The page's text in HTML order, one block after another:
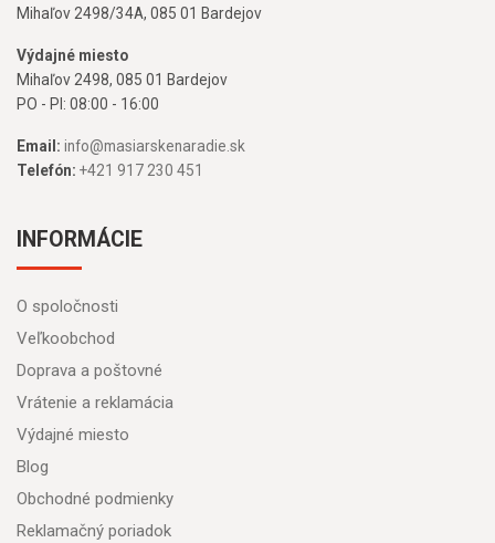
Mihaľov 2498/34A, 085 01 Bardejov
Výdajné miesto
Mihaľov 2498, 085 01 Bardejov
PO - PI: 08:00 - 16:00
Email: info@masiarskenaradie.sk
Telefón: +421 917 230 451
INFORMÁCIE
O spoločnosti
Veľkoobchod
Doprava a poštovné
Vrátenie a reklamácia
Výdajné miesto
Blog
Obchodné podmienky
Reklamačný poriadok